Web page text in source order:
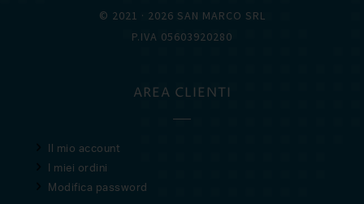
© 2021 · 2026 SAN MARCO SRL
P.IVA 05603920280
AREA CLIENTI
Il mio account
I miei ordini
Modifica password